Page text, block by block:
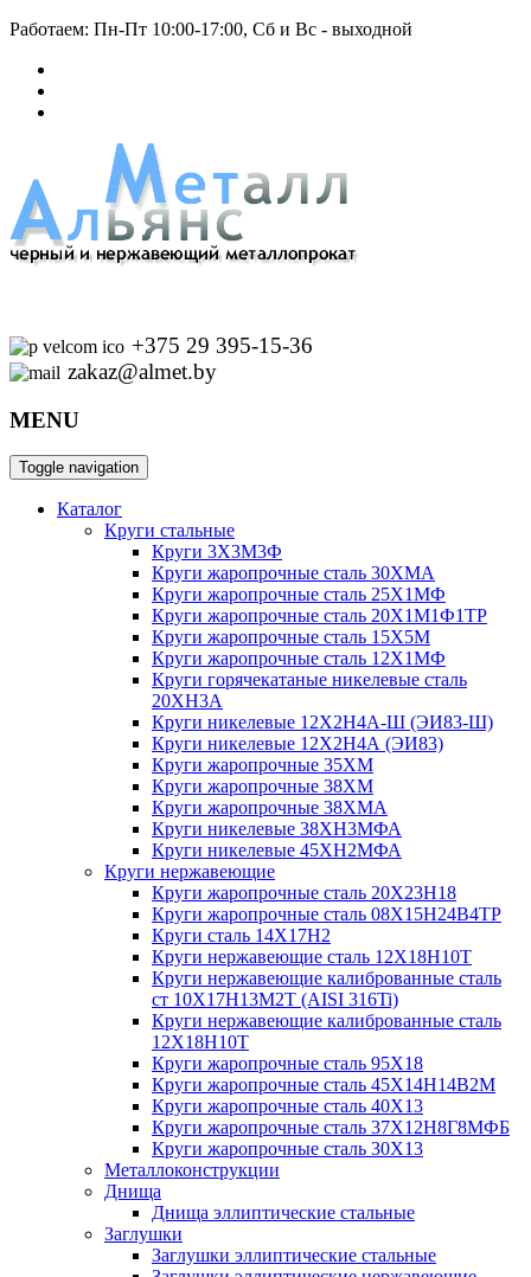
Работаем: Пн-Пт 10:00-17:00, Сб и Вс - выходной
+375 29 395-15-36
zakaz@almet.by
MENU
Toggle navigation
Каталог
Круги стальные
Круги 3Х3М3Ф
Круги жаропрочные сталь 30ХМА
Круги жаропрочные сталь 25Х1МФ
Круги жаропрочные сталь 20Х1М1Ф1ТР
Круги жаропрочные сталь 15Х5М
Круги жаропрочные сталь 12Х1МФ
Круги горячекатаные никелевые сталь
20ХН3А
Круги никелевые 12Х2Н4А-Ш (ЭИ83-Ш)
Круги никелевые 12Х2Н4А (ЭИ83)
Круги жаропрочные 35ХМ
Круги жаропрочные 38ХМ
Круги жаропрочные 38ХМА
Круги никелевые 38XH3MФА
Круги никелевые 45ХН2МФА
Круги нержавеющие
Круги жаропрочные сталь 20Х23Н18
Круги жаропрочные сталь 08Х15Н24В4ТР
Круги сталь 14Х17Н2
Круги нержавеющие сталь 12Х18Н10Т
Круги нержавеющие калиброванные сталь
ст 10Х17Н13М2Т (AISI 316Ti)
Круги нержавеющие калиброванные сталь
12Х18Н10Т
Круги жаропрочные сталь 95Х18
Круги жаропрочные сталь 45Х14Н14В2М
Круги жаропрочные сталь 40Х13
Круги жаропрочные сталь 37Х12Н8Г8МФБ
Круги жаропрочные сталь 30Х13
Металлоконструкции
Днища
Днища эллиптические стальные
Заглушки
Заглушки эллиптические стальные